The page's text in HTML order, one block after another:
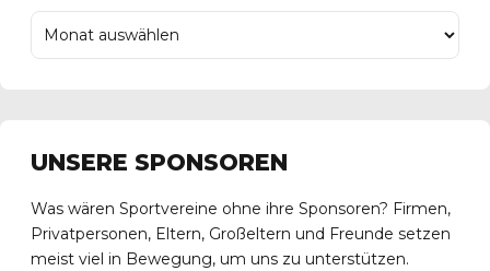
UNSERE SPONSOREN
Was wären Sportvereine ohne ihre Sponsoren? Firmen,
Privatpersonen, Eltern, Großeltern und Freunde setzen
meist viel in Bewegung, um uns zu unterstützen.